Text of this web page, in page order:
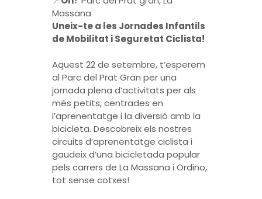
Massana
Uneix-te a les Jornades Infantils
de Mobilitat i Seguretat Ciclista!
Aquest 22 de setembre, t’esperem
al Parc del Prat Gran per una
jornada plena d’activitats per als
més petits, centrades en
l’aprenentatge i la diversió amb la
bicicleta. Descobreix els nostres
circuits d’aprenentatge ciclista i
gaudeix d’una bicicletada popular
pels carrers de La Massana i Ordino,
tot sense cotxes!